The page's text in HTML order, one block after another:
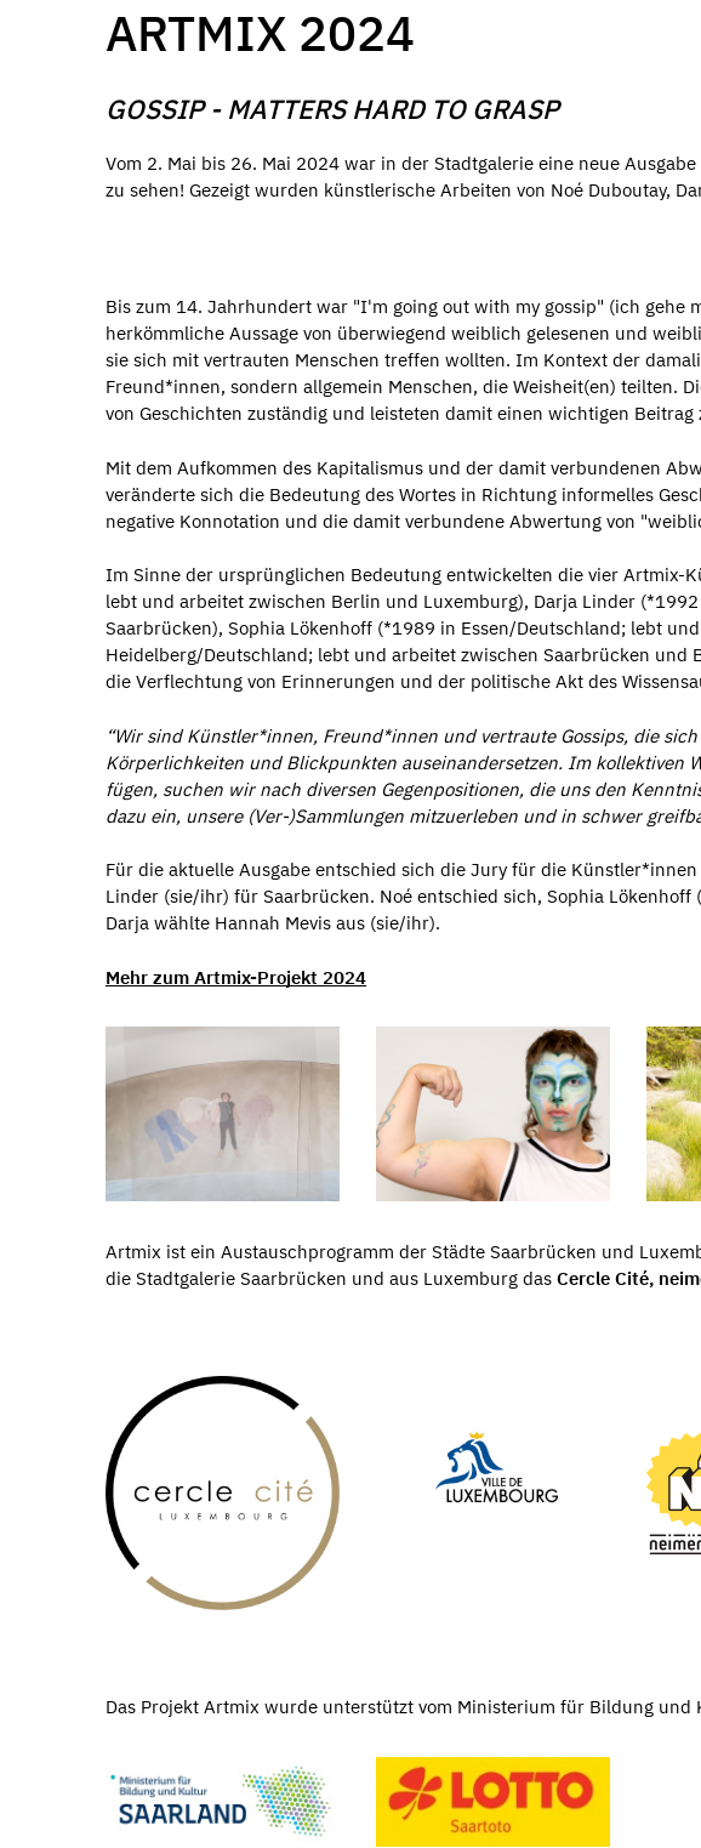
ARTMIX 2024
GOSSIP - MATTERS HARD TO GRASP
Vom 2. Mai bis 26. Mai 2024 war in der Stadtgalerie eine neue
zu sehen! Gezeigt wurden künstlerische Arbeiten von Noé Duboutay,
Bis zum 14. Jahrhundert war "I'm going out with my gossip" (ich gehe
herkömmliche Aussage von überwiegend weiblich gelesenen und
sie sich mit vertrauten Menschen treffen wollten. Im Kontext der
Freund*innen, sondern allgemein Menschen, die Weisheit(en) teilten.
von Geschichten zuständig und leisteten damit einen wichtigen Beitrag
Mit dem Aufkommen des Kapitalismus und der damit verbundenen
veränderte sich die Bedeutung des Wortes in Richtung informelles
negative Konnotation und die damit verbundene Abwertung von
Im Sinne der ursprünglichen Bedeutung entwickelten die vier Artmix-
lebt und arbeitet zwischen Berlin und Luxemburg), Darja Linder
Saarbrücken), Sophia Lökenhoff (*1989 in Essen/Deutschland; lebt
Heidelberg/Deutschland; lebt und arbeitet zwischen Saarbrücken und
die Verflechtung von Erinnerungen und der politische Akt des
“Wir sind Künstler*innen, Freund*innen und vertraute Gossips, die
Körperlichkeiten und Blickpunkten auseinandersetzen. Im kollektiven
fügen, suchen wir nach diversen Gegenpositionen, die uns den
dazu ein, unsere (Ver-)Sammlungen mitzuerleben und in schwer
Für die aktuelle Ausgabe entschied sich die Jury für die
Linder (sie/ihr) für Saarbrücken. Noé entschied sich, Sophia
Darja wählte Hannah Mevis aus (sie/ihr).
Mehr zum Artmix-Projekt 2024
Artmix ist ein Austauschprogramm der Städte Saarbrücken und
die Stadtgalerie Saarbrücken und aus Luxemburg das Cercle Cité,
Das Projekt Artmix wurde unterstützt vom Ministerium für Bildung und